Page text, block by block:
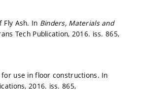
Fly Ash. In Binders, Materials and
Tech Publication, 2016. iss. 865,
for use in floor constructions. In
2016. iss. 865,